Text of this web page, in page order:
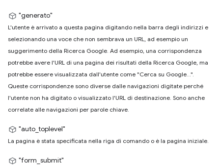
"generato"
L'utente è arrivato a questa pagina digitando nella barra degli indirizzi e
selezionando una voce che non sembrava un URL, ad esempio un
suggerimento della Ricerca Google. Ad esempio, una corrispondenza
potrebbe avere l'URL di una pagina dei risultati della Ricerca Google, ma
potrebbe essere visualizzata dall'utente come "Cerca su Google…".
Queste corrispondenze sono diverse dalle navigazioni digitate perché
l'utente non ha digitato o visualizzato l'URL di destinazione. Sono anche
correlate alle navigazioni per parole chiave.
"auto_toplevel"
La pagina è stata specificata nella riga di comando o è la pagina iniziale.
"form_submit"